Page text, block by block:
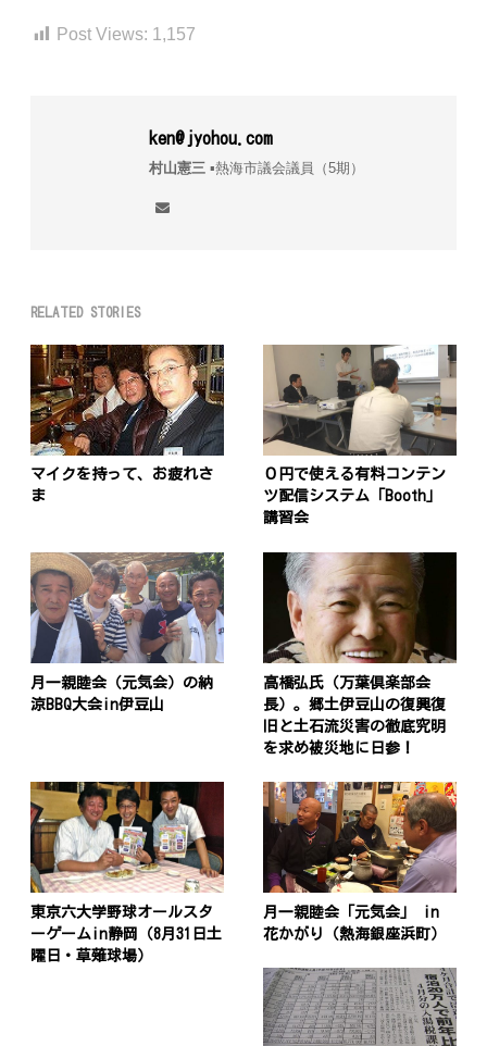
Post Views: 1,157
ken@jyohou.com
村山憲三▪︎熱海市議会議員（5期）
RELATED STORIES
マイクを持って、お疲れさ
ま
０円で使える有料コンテン
ツ配信システム「Booth」
講習会
月一親睦会（元気会）の納
涼BBQ大会in伊豆山
高橋弘氏（万葉倶楽部会
長）。郷土伊豆山の復興復
旧と土石流災害の徹底究明
を求め被災地に日参！
東京六大学野球オールスタ
ーゲームin静岡（8月31日土
曜日・草薙球場）
月一親睦会「元気会」 in
花かがり（熱海銀座浜町）